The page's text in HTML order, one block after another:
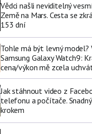
Vědci našli neviditelný
Země na Mars. Cesta se
153 dní
Tohle má být levný model?
Samsung Galaxy Watch9:
cena/výkon mě zcela
Jak stáhnout video z
telefonu a počítače.
krokem